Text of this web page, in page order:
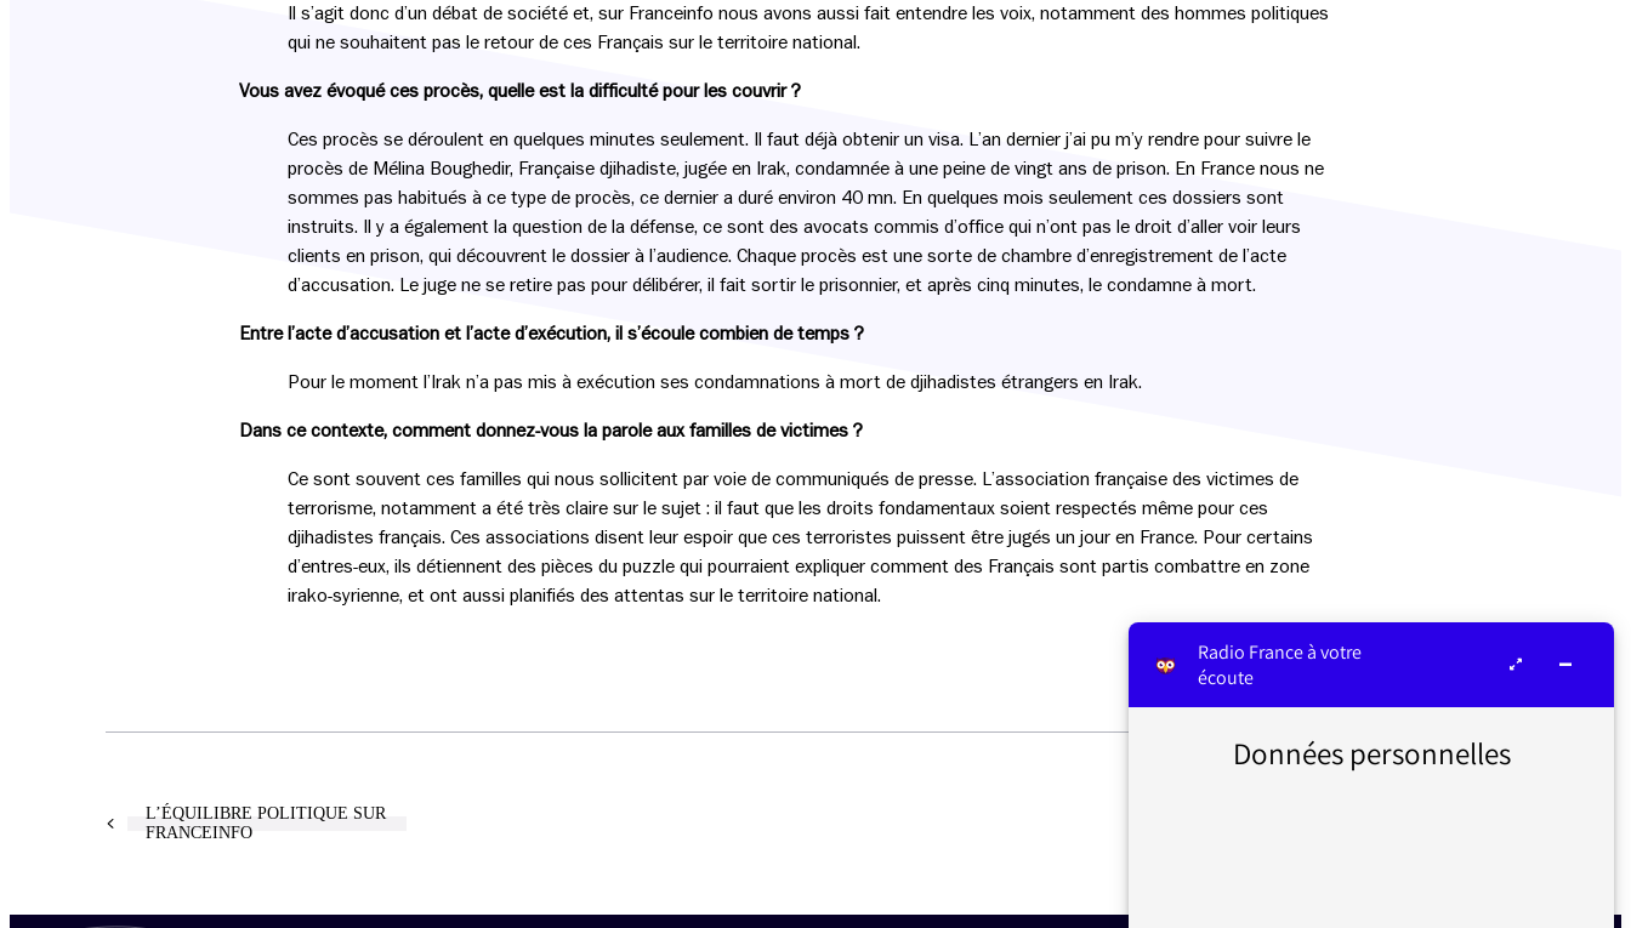
Il s’agit donc d’un débat de société et, sur Franceinfo nous avons aussi fait entendre les voix, notamment des hommes politiques
qui ne souhaitent pas le retour de ces Français sur le territoire national.
Vous avez évoqué ces procès, quelle est la difficulté pour les couvrir ?
Ces procès se déroulent en quelques minutes seulement. Il faut déjà obtenir un visa. L’an dernier j’ai pu m’y rendre pour suivre le
procès de Mélina Boughedir, Française djihadiste, jugée en Irak, condamnée à une peine de vingt ans de prison. En France nous ne
sommes pas habitués à ce type de procès, ce dernier a duré environ 40 mn. En quelques mois seulement ces dossiers sont
instruits. Il y a également la question de la défense, ce sont des avocats commis d’office qui n’ont pas le droit d’aller voir leurs
clients en prison, qui découvrent le dossier à l’audience. Chaque procès est une sorte de chambre d’enregistrement de l’acte
d’accusation. Le juge ne se retire pas pour délibérer, il fait sortir le prisonnier, et après cinq minutes, le condamne à mort.
Entre l’acte d’accusation et l’acte d’exécution, il s’écoule combien de temps ?
Pour le moment l’Irak n’a pas mis à exécution ses condamnations à mort de djihadistes étrangers en Irak.
Dans ce contexte, comment donnez-vous la parole aux familles de victimes ?
Ce sont souvent ces familles qui nous sollicitent par voie de communiqués de presse. L’association française des victimes de
terrorisme, notamment a été très claire sur le sujet : il faut que les droits fondamentaux soient respectés même pour ces
djihadistes français. Ces associations disent leur espoir que ces terroristes puissent être jugés un jour en France. Pour certains
d’entres-eux, ils détiennent des pièces du puzzle qui pourraient expliquer comment des Français sont partis combattre en zone
irako-syrienne, et ont aussi planifiés des attentas sur le territoire national.
L’ÉQUILIBRE POLITIQUE SUR
FRANCEINFO
Radio France à votre
écoute
Données personnelles